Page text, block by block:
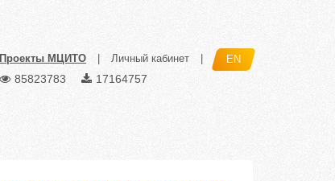
Проекты МЦИТО Личный кабинет EN
85823783 17164757